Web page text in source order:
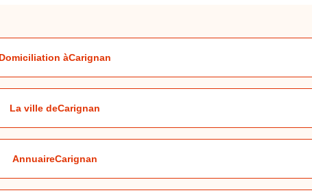
Domiciliation àCarignan
La ville deCarignan
AnnuaireCarignan